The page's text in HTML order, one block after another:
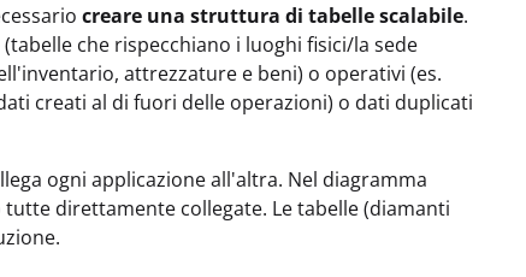
creare una struttura di tabelle scalabile.
che rispecchiano i luoghi fisici/la sede
attrezzature e beni) o operativi (es.
creati al di fuori delle operazioni) o dati duplicati
ogni applicazione all'altra. Nel diagramma
direttamente collegate. Le tabelle (diamanti